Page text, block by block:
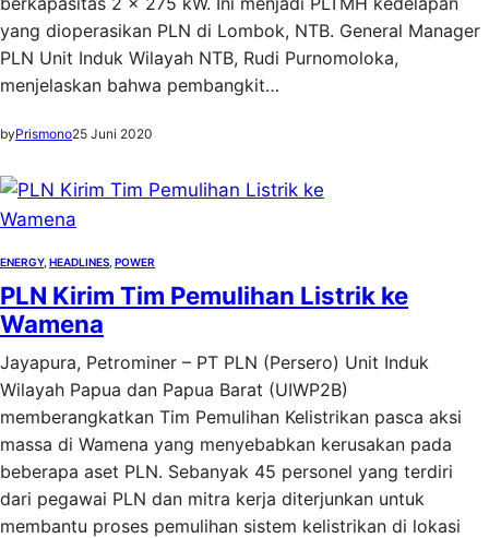
yang dioperasikan PLN di Lombok, NTB. General Manager
PLN Unit Induk Wilayah NTB, Rudi Purnomoloka,
menjelaskan bahwa pembangkit…
byPrismono25 Juni 2020
ENERGY, HEADLINES POWER
PLN Kirim Tim Pemulihan Listrik ke
Wamena
Jayapura, Petrominer – PT PLN (Persero) Unit Induk
Wilayah Papua dan Papua Barat (UIWP2B)
memberangkatkan Tim Pemulihan Kelistrikan pasca aksi
massa di Wamena yang menyebabkan kerusakan pada
beberapa aset PLN. Sebanyak 45 personel yang terdiri
dari pegawai PLN dan mitra kerja diterjunkan untuk
membantu proses pemulihan sistem kelistrikan di lokasi